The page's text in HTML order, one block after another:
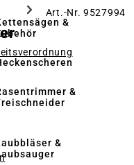
&
&
&
Art.-Nr. 9527994